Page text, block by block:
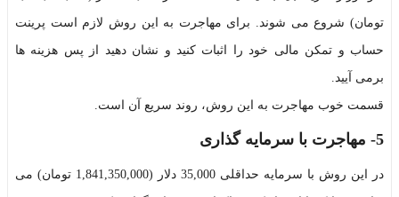
تومان) شروع می شوند. برای مهاجرت به این روش لازم است پرینت
حساب و تمکن مالی خود را اثبات کنید و نشان دهید از پس هزینه ها
برمی آیید.
قسمت خوب مهاجرت به این روش، روند سریع آن است.
5- مهاجرت با سرمایه گذاری
در این روش با سرمایه حداقلی 35,000 دلار (1,841,350,000 تومان) می